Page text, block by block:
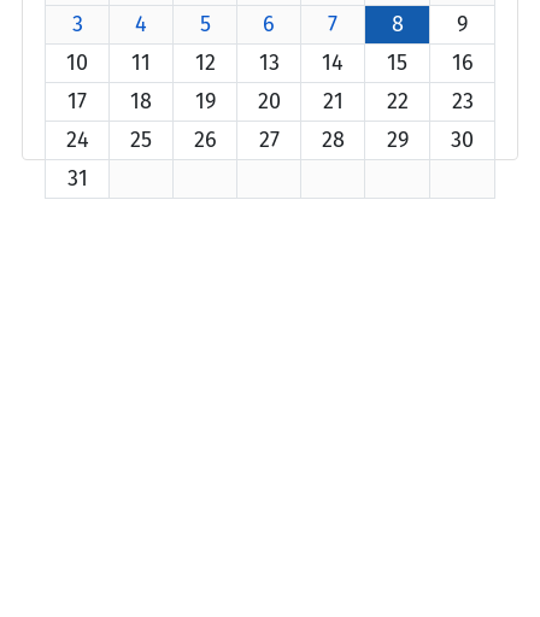
3
4 5 6 7 8
9
10
11 12 13 14 15
16
17
18 19 20 21 22
23
24
25 26 27 28 29
30
31